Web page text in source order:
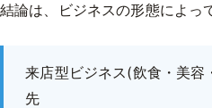
結論は、ビジネスの形態によっ
来店型ビジネス(飲食・美
先